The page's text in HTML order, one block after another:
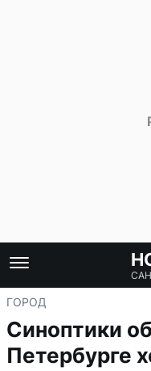
ГОРОД
Синоптики
Петербурге